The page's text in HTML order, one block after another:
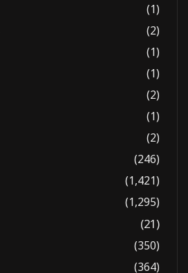
(1)
(2)
(1)
(1)
(2)
(1)
(2)
(246)
(1,421)
(1,295)
(21)
(350)
(364)